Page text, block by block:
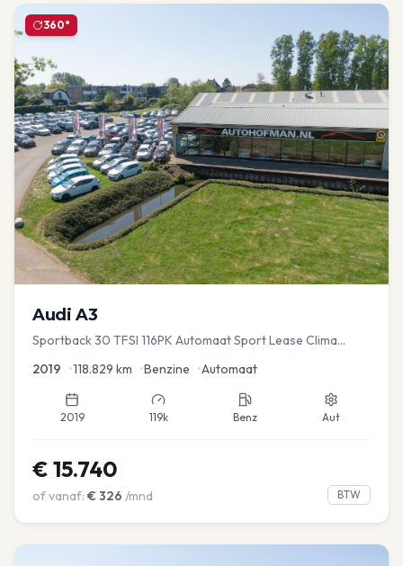
360°
Audi A3
Sportback 30 TFSI 116PK Automaat Sport Lease Clima
2019 •118.829 km •Benzine •Automaat
2019 119k Benz Aut
€ 15.740
of vanaf: € 326 /mnd BTW